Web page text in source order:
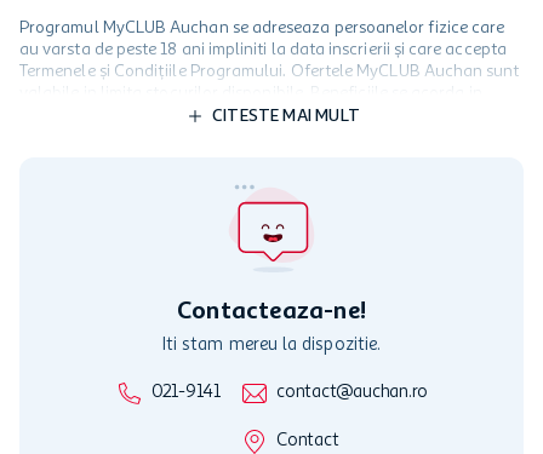
Pop Cola Botanical, 1.5 l
In stoc
7,39 lei
4,69 lei
Cola Botanical, 0.5 l - Comanda online acum
ADAUGA